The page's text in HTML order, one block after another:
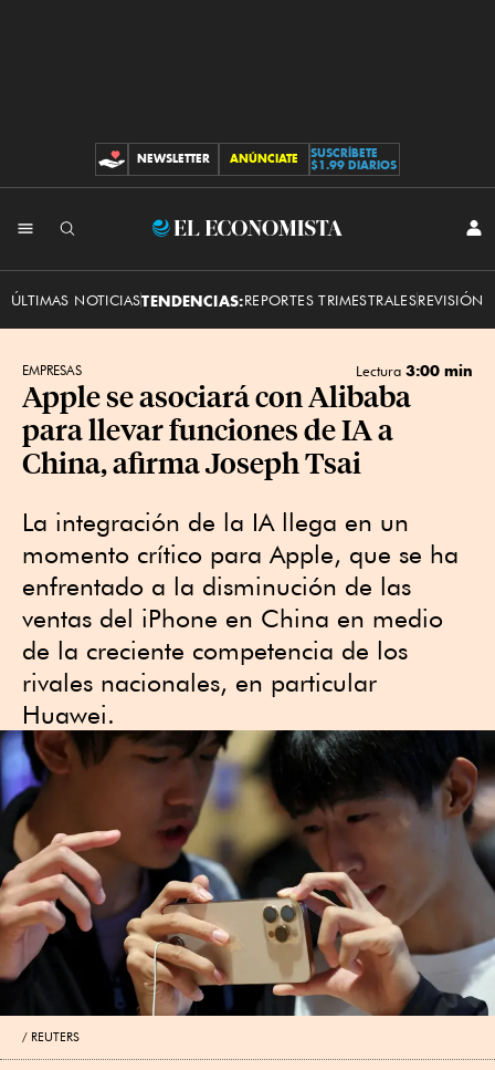
CONTRIBUCIONES
NEWSLETTER ANÚNCIATE
SUSCRÍBETE
$1.99 DIARIOS
El
ÚLTIMAS NOTICIASTENDENCIAS:REPORTES TRIMESTRALESREVISIÓN
EMPRESAS Lectura 3:00 min
Apple se asociará con Alibaba
para llevar funciones de IA a
China, afirma Joseph Tsai
La integración de la IA llega en un
momento crítico para Apple, que se ha
enfrentado a la disminución de las
ventas del iPhone en China en medio
de la creciente competencia de los
rivales nacionales, en particular
Huawei.
REUTERS